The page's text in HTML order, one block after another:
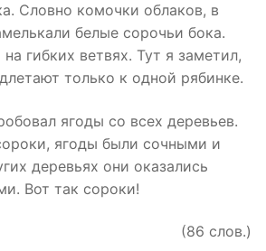
Словно комочки облаков, в
белые сорочьи бока.
гибких ветвях. Тут я заметил,
только к одной рябинке.
ягоды со всех деревьев.
ягоды были сочными и
деревьях они оказались
Вот так сороки!
(86 слов.)